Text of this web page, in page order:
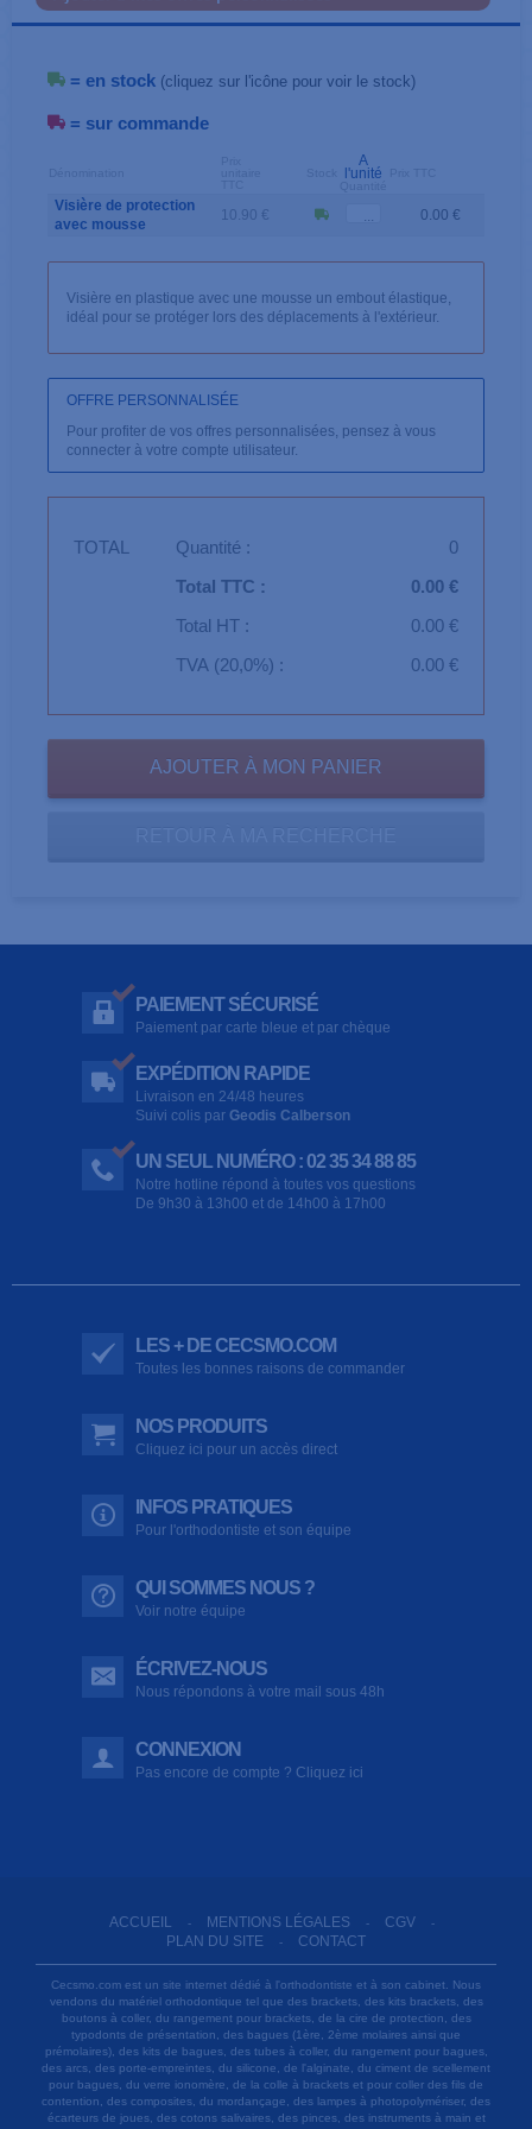
= en stock (cliquez sur l'icône pour voir le stock)
= sur commande
A
l'unité
Visière de protection
avec mousse
10.90 € 0.00 €
Visière en plastique avec une mousse un embout élastique,
idéal pour se protéger lors des déplacements à l'extérieur.
OFFRE PERSONNALISÉE
Pour profiter de vos offres personnalisées, pensez à vous
connecter à votre compte utilisateur.
TOTAL Quantité :
0
Total TTC :
0.00 €
Total HT :
0.00 €
TVA (20,0%) :
0.00 €
PAIEMENT SÉCURISÉ
Paiement par carte bleue et par chèque
EXPÉDITION RAPIDE
Livraison en 24/48 heures
Suivi colis par Geodis Calberson
UN SEUL NUMÉRO : 02 35 34 88 85
Notre hotline répond à toutes vos questions
De 9h30 à 13h00 et de 14h00 à 17h00
LES + DE CECSMO.COM
Toutes les bonnes raisons de commander
NOS PRODUITS
Cliquez ici pour un accès direct
INFOS PRATIQUES
Pour l'orthodontiste et son équipe
QUI SOMMES NOUS ?
Voir notre équipe
ÉCRIVEZ-NOUS
Nous répondons à votre mail sous 48h
CONNEXION
Pas encore de compte ? Cliquez ici
ACCUEIL - MENTIONS LÉGALES - CGV -
PLAN DU SITE - CONTACT
Cecsmo.com est un site internet dédié à l'orthodontiste et à son cabinet. Nous
vendons du matériel orthodontique tel que des brackets, des kits brackets, des
boutons à coller, du rangement pour brackets, de la cire de protection, des
typodonts de présentation, des bagues (1ère, 2ème molaires ainsi que
prémolaires), des kits de bagues, des tubes à coller, du rangement pour bagues,
des arcs, des porte-empreintes, du silicone, de l'alginate, du ciment de scellement
pour bagues, du verre ionomère, de la colle à brackets et pour coller des fils de
contention, des composites, du mordançage, des lampes à photopolymériser, des
écarteurs de joues, des cotons salivaires, des pinces, des instruments à main et